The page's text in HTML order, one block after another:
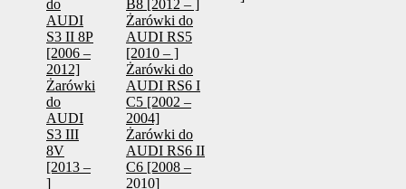
do
AUDI
S3 II 8P
[2006 –
2012]
Żarówki
do
AUDI
S3 III
8V
[2013 –
]
B8 [2012 – ]
Żarówki do
AUDI RS5
[2010 – ]
Żarówki do
AUDI RS6 I
C5 [2002 –
2004]
Żarówki do
AUDI RS6 II
C6 [2008 –
2010]